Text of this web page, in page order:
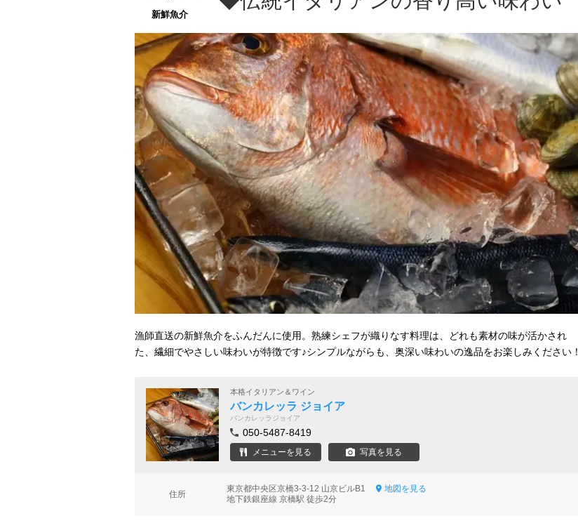
新鮮魚介
漁師直送の新鮮魚介をふんだんに使用。熟練シェフが織りなす料理は、どれも素材の味が活かされ
た、繊細でやさしい味わいが特徴です♪シンプルながらも、奥深い味わいの逸品をお楽しみください！
本格イタリアン＆ワイン
バンカレッラ ジョイア
バンカレッラジョイア
050-5487-8419
メニューを見る 写真を見る
住所
東京都中央区京橋3-3-12 山京ビルB1
地図を見る
地下鉄銀座線 京橋駅 徒歩2分